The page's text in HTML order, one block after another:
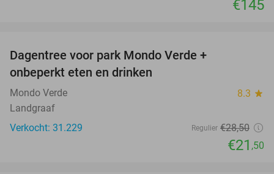
€145
Dagentree voor park Mondo Verde +
onbeperkt eten en drinken
Mondo Verde 8.3 star
Landgraaf
Verkocht: 31.229
Regulier €28,50
€21 ,50